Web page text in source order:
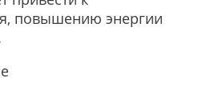
повышению энергии